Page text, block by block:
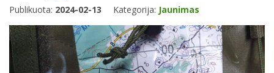
Publikuota: 2024-02-13 Kategorija: Jaunimas